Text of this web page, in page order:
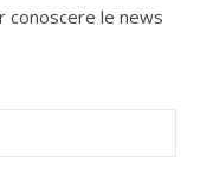
le news